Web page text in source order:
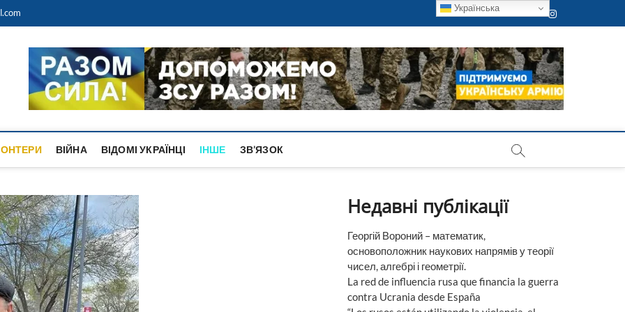
Instagram
de Alcalá
DE ALCALÁ DE HENARES
ВІЙНА ВІДОМІ УКРАЇНЦІ ІНШЕ ЗВ’ЯЗОК
Недавні публікації
Георгій Вороний – математик,
основоположник наукових напрямів у теорії
чисел, алгебрі і геометрії.
La red de influencia rusa que financia la guerra
contra Ucrania desde España
Українська